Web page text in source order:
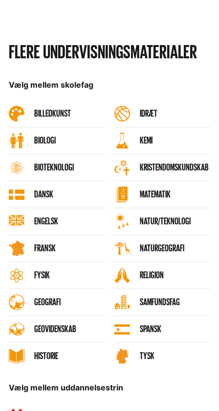
FLERE UNDERVISNINGSMATERIALER
Vælg mellem skolefag
BILLEDKUNST
BIOLOGI
BIOTEKNOLOGI
DANSK
ENGELSK
FRANSK
FYSIK
GEOGRAFI
GEOVIDENSKAB
HISTORIE
IDRÆT
KEMI
KRISTENDOMSKUNDSKAB
MATEMATIK
NATUR/TEKNOLOGI
NATURGEOGRAFI
RELIGION
SAMFUNDSFAG
SPANSK
TYSK
Vælg mellem uddannelsestrin